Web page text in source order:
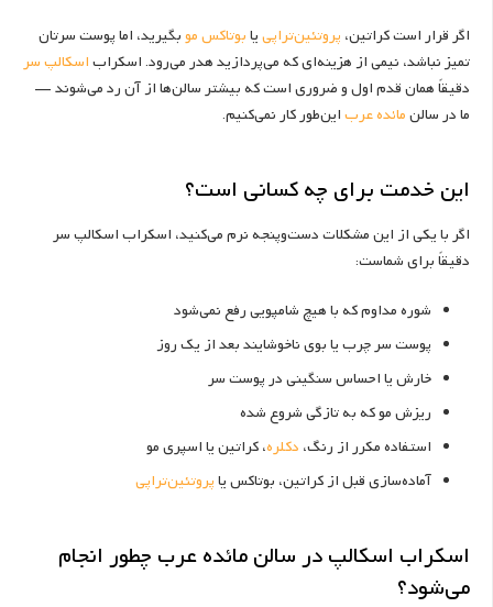
اگر قرار است کراتین، پروتئین‌تراپییابوتاکس موبگیرید، اما پوست سرتان
تمیز نباشد، نیمی از هزینه‌ای که می‌پردازید هدر می‌رود. اسکراباسکالپ سر
دقیقاً همان قدم اول و ضروری است که بیشتر سالن‌ها از آن رد می‌شوند —
ما در سالنمائده عرباین‌طور کار نمی‌کنیم.
این خدمت برای چه کسانی است؟
اگر با یکی از این مشکلات دست‌وپنجه نرم می‌کنید، اسکراب اسکالپ سر
دقیقاً برای شماست:
شوره مداوم که با هیچ شامپویی رفع نمی‌شود
پوست سر چرب یا بوی ناخوشایند بعد از یک روز
خارش یا احساس سنگینی در پوست سر
ریزش مو که به تازگی شروع شده
استفاده مکرر از رنگ، دکلره، کراتین یا اسپری مو
آماده‌سازی قبل از کراتین، بوتاکس یاپروتئین‌تراپی
اسکراب اسکالپ در سالن مائده عرب چطور انجام
می‌شود؟